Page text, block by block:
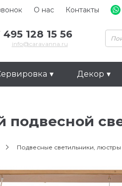
О нас Контакты
495 128 15 56
info@caravanna.ru
Декор
подвесной
Подвесные светильники, люстры